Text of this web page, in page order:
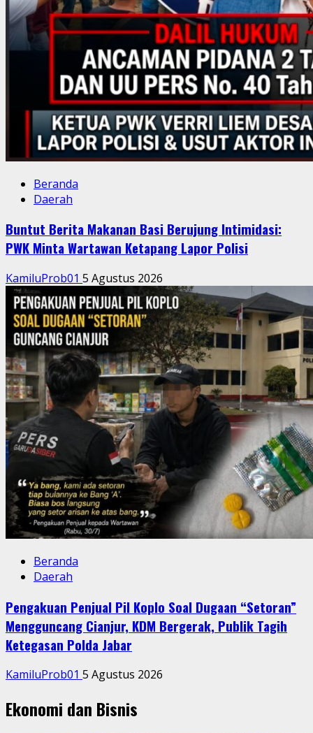
Beranda
Daerah
Buntut Berita Makanan Basi Berujung Intimidasi:
PWK Minta Wartawan Ketapang Lapor Polisi
KamiluProb01 5 Agustus 2026
Beranda
Daerah
Pengakuan Penjual Pil Koplo Soal Dugaan “Setoran”
Mengguncang Cianjur, KDM Bergerak, Publik Tagih
Ketegasan Polda Jabar
KamiluProb01 5 Agustus 2026
Ekonomi dan Bisnis